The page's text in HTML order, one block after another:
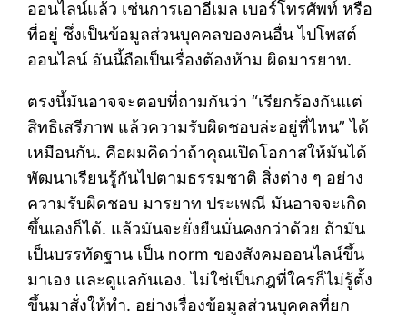
ออนไลน์แล้ว เช่นการเอาอีเมล เบอร์โทรศัพท์ หรือ
ที่อยู่ ซึ่งเป็นข้อมูลส่วนบุคคลของคนอื่น ไปโพสต์
ออนไลน์ อันนี้ถือเป็นเรื่องต้องห้าม ผิดมารยาท.
ตรงนี้มันอาจจะตอบที่ถามกันว่า “เรียกร้องกันแต่
สิทธิเสรีภาพ แล้วความรับผิดชอบล่ะอยู่ที่ไหน” ได้
เหมือนกัน. คือผมคิดว่าถ้าคุณเปิดโอกาสให้มันได้
พัฒนาเรียนรู้กันไปตามธรรมชาติ สิ่งต่าง ๆ อย่าง
ความรับผิดชอบ มารยาท ประเพณี มันอาจจะเกิด
ขึ้นเองก็ได้. แล้วมันจะยั่งยืนมั่นคงกว่าด้วย ถ้ามัน
เป็นบรรทัดฐาน เป็น norm ของสังคมออนไลน์ขึ้น
มาเอง และดูแลกันเอง. ไม่ใช่เป็นกฎที่ใครก็ไม่รู้ตั้ง
ขึ้นมาสั่งให้ทำ. อย่างเรื่องข้อมูลส่วนบุคคลที่ยก